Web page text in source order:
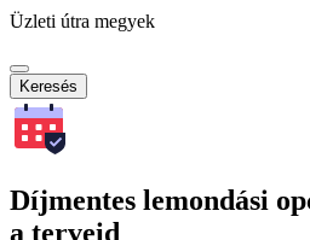
Üzleti útra megyek
Keresés
Díjmentes lemondási
a terveid